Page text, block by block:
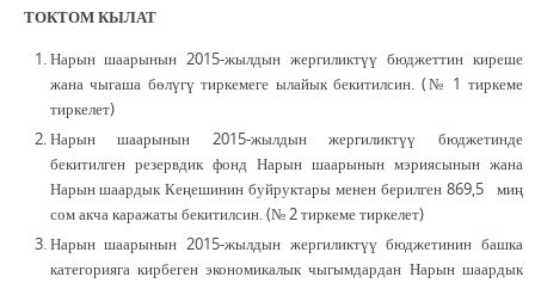
ТОКТОМ КЫЛАТ
Нарын шаарынын 2015-жылдын жергиликтүү бюджеттин киреше
жана чыгаша бөлүгү тиркемеге ылайык бекитилсин. (№ 1 тиркеме
тиркелет)
Нарын шаарынын 2015-жылдын жергиликтүү бюджетинде
бекитилген резервдик фонд Нарын шаарынын мэриясынын жана
Нарын шаардык Кеңешинин буйруктары менен берилген 869,5 миң
сом акча каражаты бекитилсин. (№ 2 тиркеме тиркелет)
Нарын шаарынын 2015-жылдын жергиликтүү бюджетинин башка
категорияга кирбеген экономикалык чыгымдардан Нарын шаардык